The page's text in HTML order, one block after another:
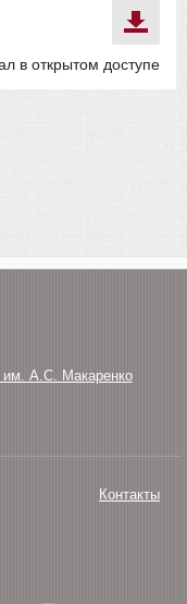
в открытом доступе
им. А.С. Макаренко
Контакты